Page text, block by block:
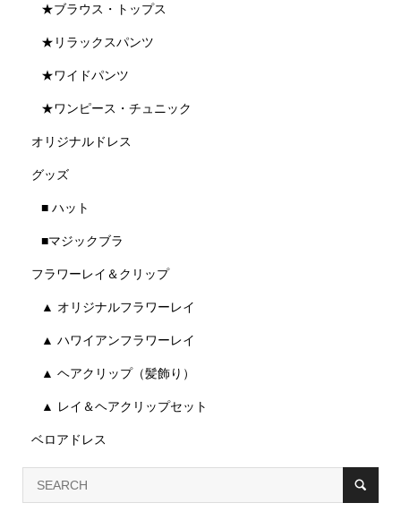
★ブラウス・トップス
★リラックスパンツ
★ワイドパンツ
★ワンピース・チュニック
オリジナルドレス
グッズ
■ ハット
■マジックブラ
フラワーレイ＆クリップ
▲ オリジナルフラワーレイ
▲ ハワイアンフラワーレイ
▲ ヘアクリップ（髪飾り）
▲ レイ＆ヘアクリップセット
ベロアドレス